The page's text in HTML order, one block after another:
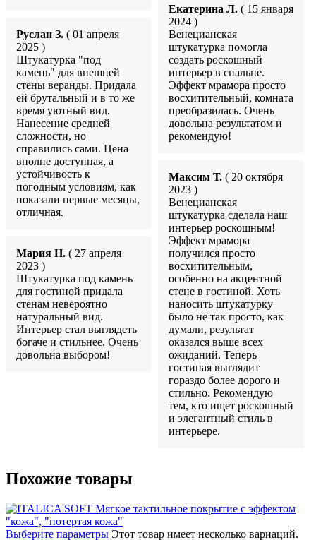
Руслан З. ( 01 апреля
2025 )
Штукатурка "под
камень" для внешней
стены веранды. Придала
ей брутальный и в то же
время уютный вид.
Нанесение средней
сложности, но
справились сами. Цена
вполне доступная, а
устойчивость к
погодным условиям, как
показали первые месяцы,
отличная.
Мария Н. ( 27 апреля
2023 )
Штукатурка под камень
для гостиной придала
стенам невероятно
натуральный вид.
Интерьер стал выглядеть
богаче и стильнее. Очень
довольна выбором!
Екатерина Л. ( 15 января
2024 )
Венецианская
штукатурка помогла
создать роскошный
интерьер в спальне.
Эффект мрамора просто
восхитительный, комната
преобразилась. Очень
довольна результатом и
рекомендую!
Максим Т. ( 20 октября
2023 )
Венецианская
штукатурка сделала наш
интерьер роскошным!
Эффект мрамора
получился просто
восхитительным,
особенно на акцентной
стене в гостиной. Хоть
наносить штукатурку
было не так просто, как
думали, результат
оказался выше всех
ожиданий. Теперь
гостиная выглядит
гораздо более дорого и
стильно. Рекомендую
тем, кто ищет роскошный
и элегантный стиль в
интерьере.
Похожие товары
Выберите параметры Этот товар имеет несколько вариаций.